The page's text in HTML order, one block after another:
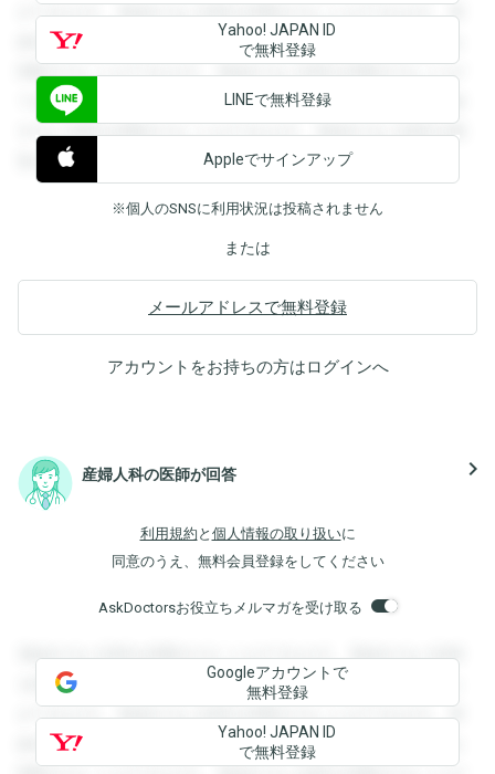
ができます。登録すると回答を閲覧することができます。登
録すると回答を閲覧することができます。登録すると回答を
閲覧することができます。登録すると回答を閲覧することが
できます。登録すると回答を閲覧することができます。登録
すると回答を閲覧することができます。登録すると回答を閲
覧することができます。
Yahoo! JAPAN ID
で無料登録
LINEで無料登録
Appleでサインアップ
※個人のSNSに利用状況は投稿されません
または
メールアドレスで無料登録
アカウントをお持ちの方はログインへ
産婦人科の医師が回答 navigate_next
利用規約 と 個人情報の取り扱いに
同意のうえ、無料会員登録をしてください
AskDoctorsお役立ちメルマガを受け取る
登録すると回答を閲覧することができます。登録すると回答
を閲覧することができます。登録すると回答を閲覧すること
ができます。登録すると回答を閲覧することができます。登
録すると回答を閲覧することができます。登録すると回答を
Googleアカウントで
無料登録
Yahoo! JAPAN ID
で無料登録